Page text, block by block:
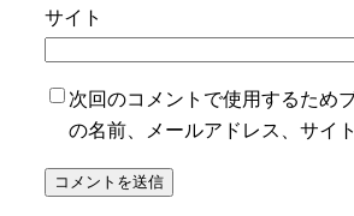
サイト
次回のコメントで使用するため
の名前、メールアドレス、サイ